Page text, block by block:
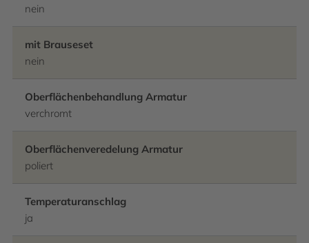
nein
mit Brauseset
nein
Oberflächenbehandlung Armatur
verchromt
Oberflächenveredelung Armatur
poliert
Temperaturanschlag
ja